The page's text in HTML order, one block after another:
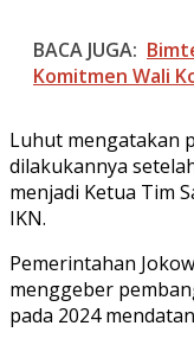
BACA JUGA:
Komitmen Wali
Luhut mengatakan
dilakukannya
menjadi Ketua Tim
IKN.
Pemerintahan
menggeber
pada 2024